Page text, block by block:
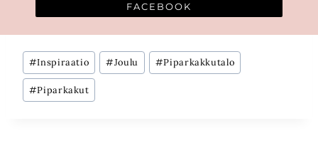
FACEBOOK
Avainsanat:
#Inspiraatio #Joulu #Piparkakkutalo
#Piparkakut